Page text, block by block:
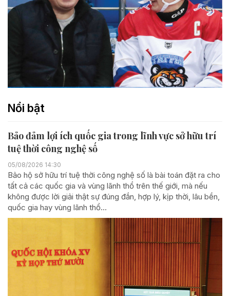
Nổi bật
Bảo đảm lợi ích quốc gia trong lĩnh vực sở hữu trí
tuệ thời công nghệ số
05/08/2026 14:30
Bảo hộ sở hữu trí tuệ thời công nghệ số là bài toán đặt ra cho
tất cả các quốc gia và vùng lãnh thổ trên thế giới, mà nếu
không được lời giải thật sự đúng đắn, hợp lý, kịp thời, lâu bền,
quốc gia hay vùng lãnh thổ...